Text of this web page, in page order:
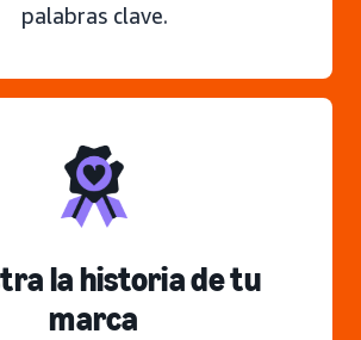
palabras clave.
la historia de tu
marca